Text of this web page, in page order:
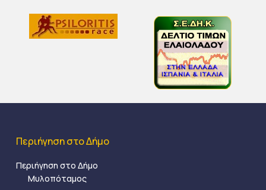
Περιήγηση στο Δήμο
Περιήγηση στο Δήμο
Μυλοπόταμος